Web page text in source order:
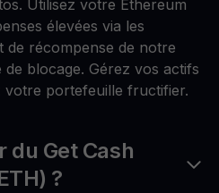
Utilisez votre Ethereum
élevées via les
de récompense de notre
blocage. Gérez vos actifs
votre portefeuille fructifier.
du Get Cash
?